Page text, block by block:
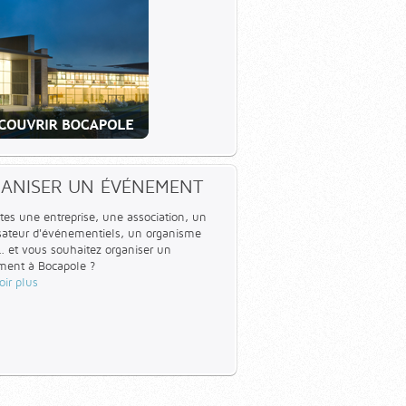
UN ÉVÉNEMENT
une entreprise, une association, un
d'événementiels, un organisme
et vous souhaitez organiser un
à Bocapole ?
plus